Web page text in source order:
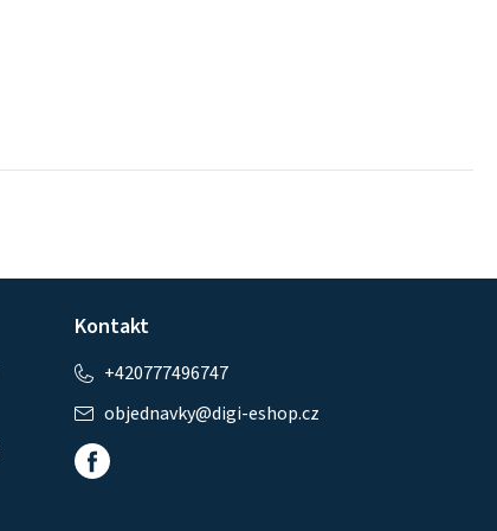
Kontakt
objednavky@digi-eshop.cz
+420777496747